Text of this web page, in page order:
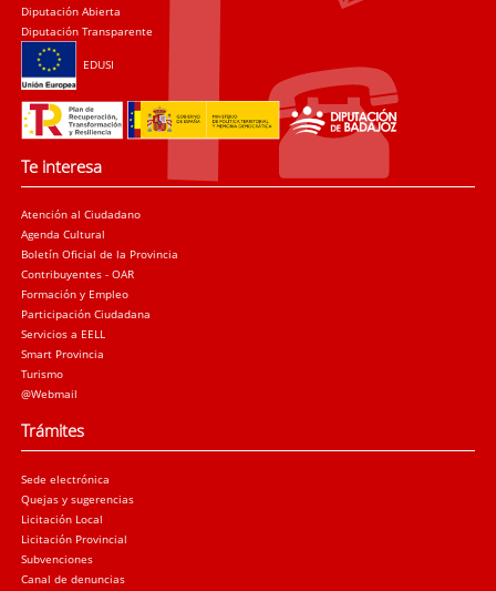
Diputación Abierta
Diputación Transparente
EDUSI
Te interesa
Atención al Ciudadano
Agenda Cultural
Boletín Oficial de la Provincia
Contribuyentes - OAR
Formación y Empleo
Participación Ciudadana
Servicios a EELL
Smart Provincia
Turismo
@Webmail
Trámites
Sede electrónica
Quejas y sugerencias
Licitación Local
Licitación Provincial
Subvenciones
Canal de denuncias